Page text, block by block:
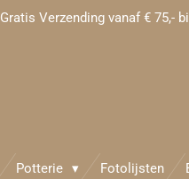
Gratis Verzending vanaf € 75,-
Potterie Fotolijsten